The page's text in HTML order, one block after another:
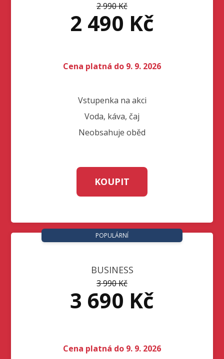
2 990 Kč
2 490 Kč
Cena platná do 9. 9. 2026
Vstupenka na akci
Voda, káva, čaj
Neobsahuje oběd
KOUPIT
BUSINESS
3 990 Kč
3 690 Kč
POPULÁRNÍ
Cena platná do 9. 9. 2026